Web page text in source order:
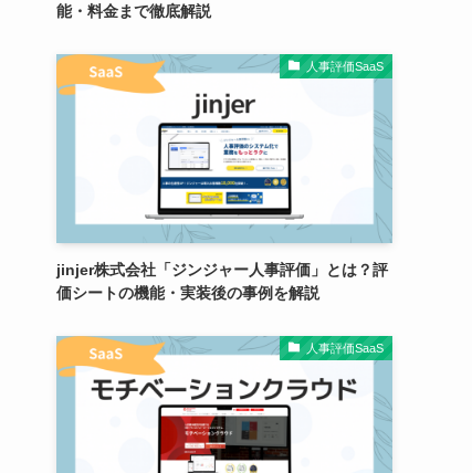
能・料金まで徹底解説
人事評価SaaS
jinjer株式会社「ジンジャー人事評価」とは？評
価シートの機能・実装後の事例を解説
人事評価SaaS